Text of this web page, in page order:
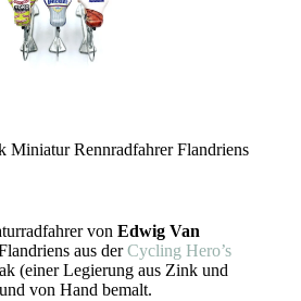
Miniatur Rennradfahrer Flandriens
von Edwig Van
aus derCycling Hero’s
(einer Legierung aus Zink und
von Hand bemalt.